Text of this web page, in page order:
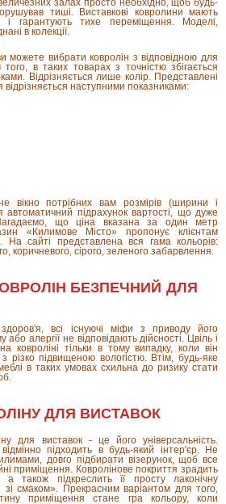
залах просто необхідно, щоб будь-
тиші. Виставкові ковролини мають
і гарантують тихе переміщення. Моделі,
в колекції.
можете вибрати ковролін з відповідною для
в таких товарах з точністю збігається
Відрізняється лише колір. Представлені
наступними показниками:
вікно потрібних вам розмірів (ширини і
автоматичний підрахунок вартості, що дуже
що ціна вказана за один метр
«Килимове Місто» пропонує клієнтам
На сайті представлена ​​вся гама кольорів:
коричневого, сірого, зеленого забарвлення.
БЕЗПЕЧНИЙ ДЛЯ
всі існуючі міфи з приводу його
або алергії не відповідають дійсності. Цвіль і
ковроліні тільки в тому випадку, коли він
різко підвищеною вологістю. Втім, будь-яке
в таких умовах схильна до ризику стати
ДЛЯ ВИСТАВОК
для виставок - це його універсальність.
підходить в будь-який інтер'єр. Не
довго підбирати візерунок, щоб все
приміщення. Ковролінове покриття зрадить
а також підкреслить її просту лаконічну
зі смаком». Прекрасним варіантом для того,
приміщення стане гра кольору, коли